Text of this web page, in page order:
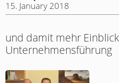
15. January 2018
und damit mehr
Unternehmensführung